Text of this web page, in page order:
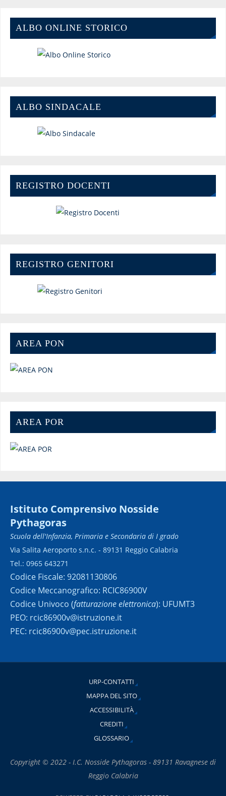
ALBO ONLINE STORICO
ALBO SINDACALE
REGISTRO DOCENTI
REGISTRO GENITORI
AREA PON
AREA POR
Istituto Comprensivo Nosside
Pythagoras
Scuola dell'Infanzia, Primaria e Secondaria di I grado
Via Salita Aeroporto s.n.c. - 89131 Reggio Calabria
Tel.: 0965 643271
Codice Fiscale: 92081130806
Codice Meccanografico: RCIC86900V
Codice Univoco (fatturazione elettronica): UFUMT3
PEO: rcic86900v@istruzione.it
PEC: rcic86900v@pec.istruzione.it
URP-CONTATTI
MAPPA DEL SITO
ACCESSIBILITÀ
CREDITI
GLOSSARIO
Copyright © 2022 - I.C. Nosside Pythagoras - 89131 Ravagnese di
Reggio Calabria